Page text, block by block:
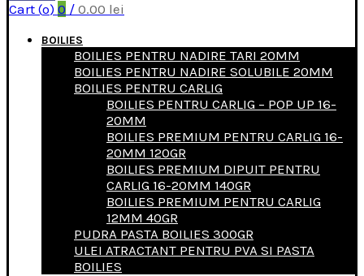
Cart (o) 0 / 0.00 lei
BOILIES
BOILIES PENTRU NADIRE TARI 20MM
BOILIES PENTRU NADIRE SOLUBILE 20MM
BOILIES PENTRU CARLIG
BOILIES PENTRU CARLIG – POP UP 16-
20MM
BOILIES PREMIUM PENTRU CARLIG 16-
20MM 120GR
BOILIES PREMIUM DIPUIT PENTRU
CARLIG 16-20MM 140GR
BOILIES PREMIUM PENTRU CARLIG
12MM 40GR
PUDRA PASTA BOILIES 300GR
ULEI ATRACTANT PENTRU PVA SI PASTA
BOILIES